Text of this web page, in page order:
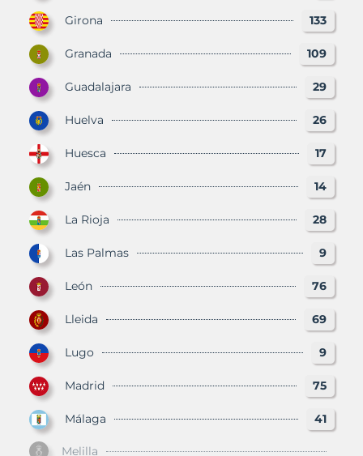
Girona 133
Granada 109
Guadalajara 29
Huelva 26
Huesca 17
Jaén 14
La Rioja 28
Las Palmas 9
León 76
Lleida 69
Lugo 9
Madrid 75
Málaga 41
Melilla